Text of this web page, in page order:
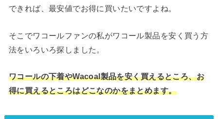
できれば、最安値でお得に買いたいですよね。
そこでワコールファンの私がワコール製品を安く買う方
法をいろいろ探しました。
ワコールの下着やWacoal製品を安く買えるところ、お
得に買えるところはどこなのかをまとめます。